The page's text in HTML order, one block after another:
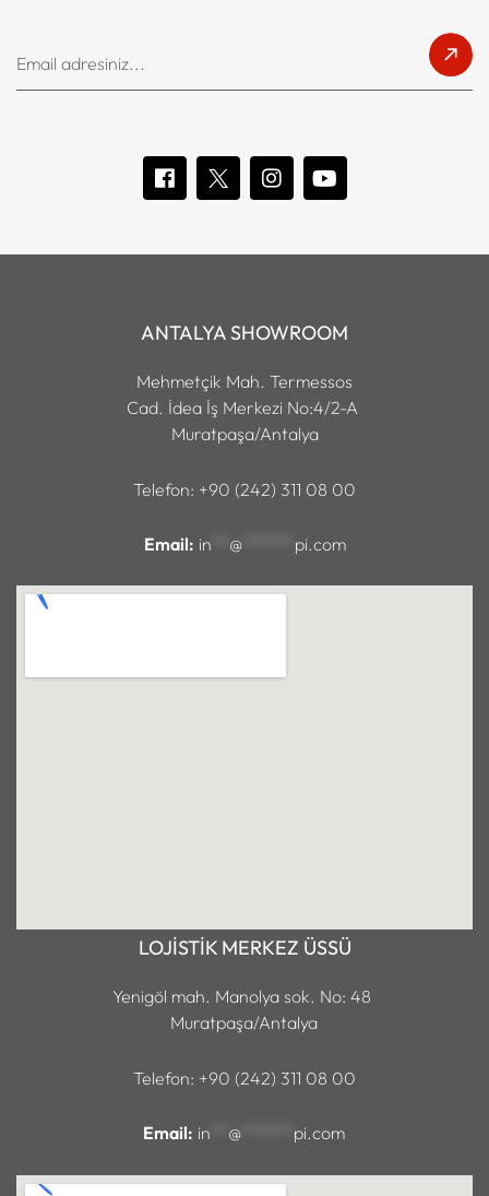
LOJİSTİK MERKEZ ÜSSÜ
Yenigöl mah. Manolya sok. No: 48
Muratpaşa/Antalya
Telefon: +90 (242) 311 08 00
Email: in @ pi.com
ANTALYA SHOWROOM
Mehmetçik Mah. Termessos
Cad. İdea İş Merkezi No:4/2-A
Muratpaşa/Antalya
Telefon: +90 (242) 311 08 00
Email: in @****** pi.com